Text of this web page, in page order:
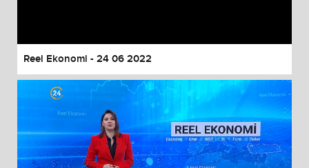
Reel Ekonomi - 24 06 2022